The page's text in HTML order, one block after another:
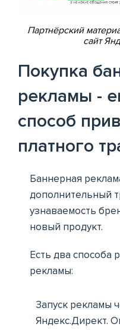
Партнёрский
сайт
Покупка
рекламы -
способ
платного
Баннерная
дополнительный
узнаваемость
новый продукт.
Есть два способа
рекламы:
Запуск рекламы
Яндекс.Директ.